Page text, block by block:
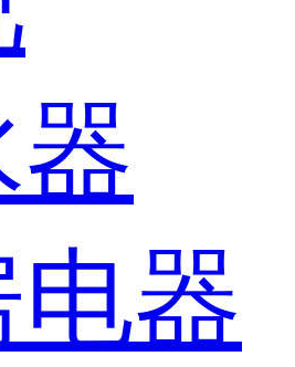
器